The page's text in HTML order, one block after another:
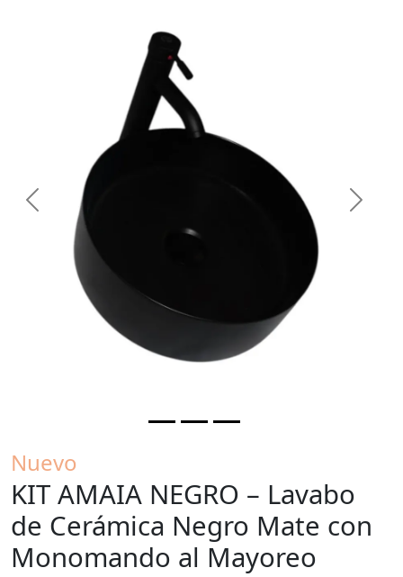
Previous Next
Nuevo
KIT AMAIA NEGRO – Lavabo
de Cerámica Negro Mate con
Monomando al Mayoreo